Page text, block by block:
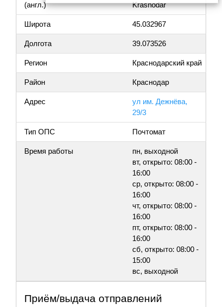
(англ.)
Krasnodar
Широта 45.032967
Долгота 39.073526
Регион Краснодарский край
Район Краснодар
Адрес
ул им. Дежнёва,
29/3
Тип ОПС Почтомат
Время работы
пн, выходной
вт, открыто: 08:00 -
16:00
ср, открыто: 08:00 -
16:00
чт, открыто: 08:00 -
16:00
пт, открыто: 08:00 -
16:00
сб, открыто: 08:00 -
15:00
вс, выходной
Приём/выдача отправлений